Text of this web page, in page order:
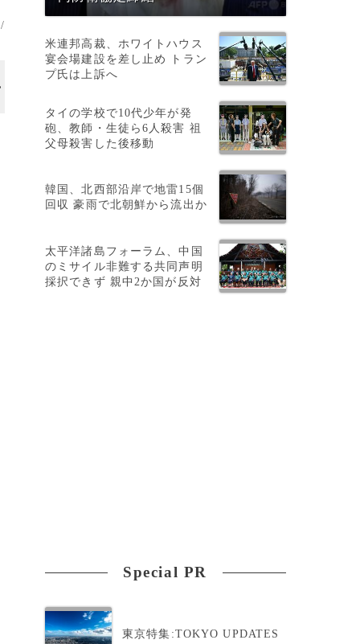
米連邦高裁、ホワイトハウス
宴会場建設を差し止め トラン
プ氏は上訴へ
タイの学校で10代少年が発
砲、教師・生徒ら6人殺害 祖
父母殺害した後移動
韓国、北西部沿岸で地雷15個
回収 豪雨で北朝鮮から流出か
太平洋諸島フォーラム、中国
のミサイル非難する共同声明
採択できず 親中2か国が反対
Special PR
東京特集:TOKYO UPDATES